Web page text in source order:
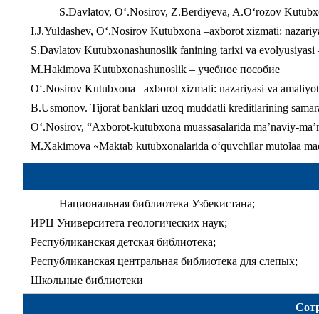
S.Davlatov, О‘.Nosirov, Z.Berdiyeva, A.О‘rozov
I.J.Yuldashev, О‘.Nosirov Kutubxona –axborot xizmati:
S.Davlatov Kutubxonashunoslik fanining tarixi va evolyusiyasi
M.Hakimova Kutubxonashunoslik – учебное пособие
О‘.Nosirov Kutubxona –axborot xizmati: nazariyasi va
B.Usmonov. Tijorat banklari uzoq muddatli kreditlarining
О‘.Nosirov, “Axborot-kutubxona muassasalarida ma’naviy-
M.Xakimova «Maktab kutubxonalarida o‘quvchilar mutolaa
Национальная библиотека Узбекистана;
ИРЦ Университета геологических наук;
Республиканская детская библиотека;
Республиканская центральная библиотека для слепых;
Школьные библиотеки